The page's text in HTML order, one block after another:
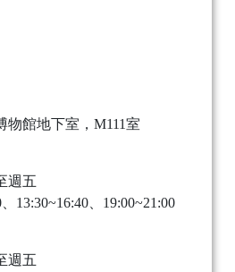
館地下室，M111室
週五
、19:00~21:00
週五